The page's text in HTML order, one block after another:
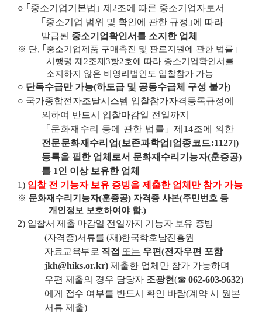
○ ｢ 중소기업기본법 ｣ 제 2조에 따른 중소기업자로서
｢ 중소기업 범위 및 확인에 관한 규정 ｣에 따라
발급된 중소기업확인서를 소지한 업체
※ 단, ｢ 중소기업제품 구매촉진 및 판로지원에 관한 법률 ｣
시행령 제 2조제 3항2호에 따라 중소기업확인서를
소지하지 않은 비영리법인도 입찰참가 가능
○ 단독수급만 가능(하도급 및 공동수급체 구성 불가)
○ 국가종합전자조달시스템 입찰참가자격등록규정에
의하여 반드시 입찰마감일 전일까지
「 문화재수리 등에 관한 법률 」제 14조에 의한
전문문화재수리업(보존과학업 [업종코드:1127])
등록을 필한 업체로서 문화재수리기능자(훈증공)
를 1인 이상 보유한 업체
1) 입찰 전 기능자 보유 증빙을 제출한 업체만 참가 가능
※ 문화재수리기능자(훈증공)자격증 사본(주민번호 등
개인정보 보호하여야 함.)
2) 입찰서 제출 마감일 전일까지 기능자 보유 증빙
(자격증)서류를(재)한국학호남진흥원
자료교육부로 직접 또는 우편(전자우편 포함
jkh@hiks.or.kr) 제출한 업체만 참가 가능하며
우편 제출의 경우 담당자 조광현(☎062-603-9632)
에게 접수 여부를 반드시 확인 바람(계약 시 원본
서류 제출)